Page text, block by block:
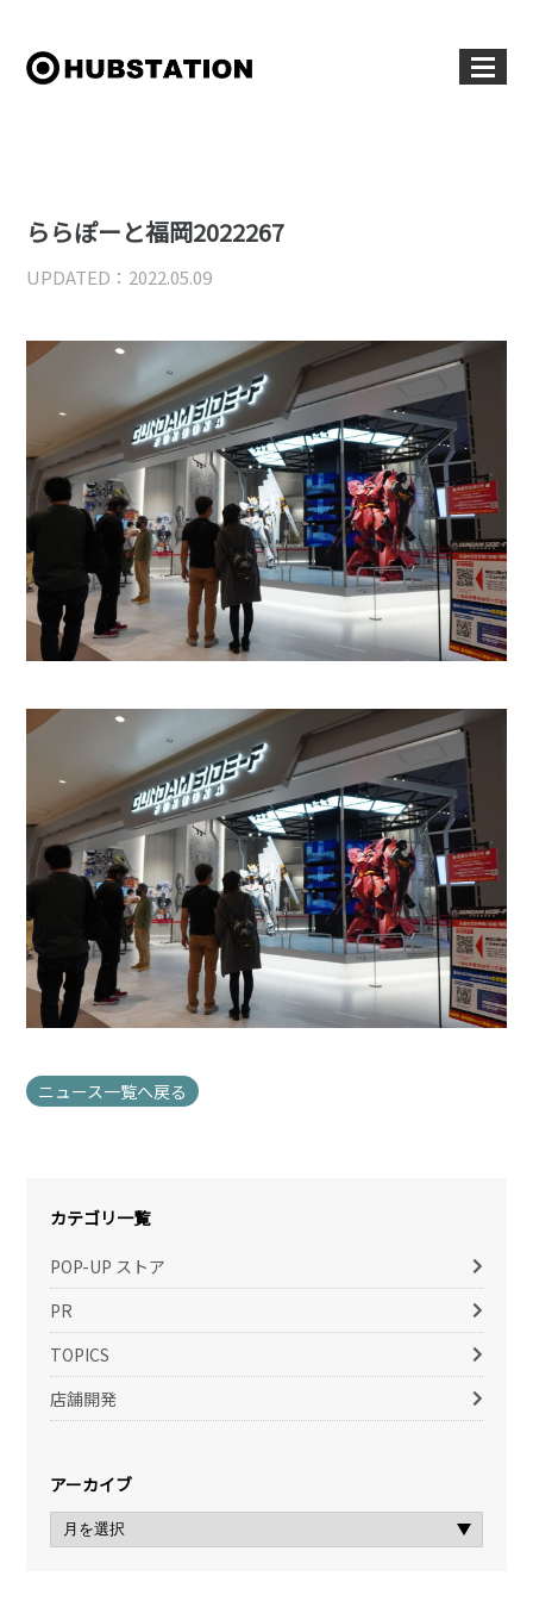
ららぽーと福岡2022267
UPDATED：2022.05.09
ニュース一覧へ戻る
カテゴリ一覧
POP-UP ストア
PR
TOPICS
店舗開発
アーカイブ